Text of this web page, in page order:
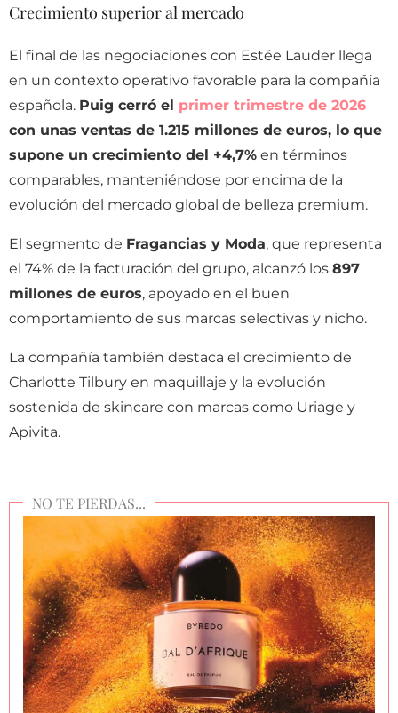
Crecimiento superior al mercado
El final de las negociaciones con Estée Lauder llega
en un contexto operativo favorable para la compañía
española. Puig cerró el primer trimestre de 2026
con unas ventas de 1.215 millones de euros, lo que
supone un crecimiento del +4,7% en términos
comparables, manteniéndose por encima de la
evolución del mercado global de belleza premium.
El segmento de Fragancias y Moda, que representa
el 74% de la facturación del grupo, alcanzó los 897
millones de euros, apoyado en el buen
comportamiento de sus marcas selectivas y nicho.
La compañía también destaca el crecimiento de
Charlotte Tilbury en maquillaje y la evolución
sostenida de skincare con marcas como Uriage y
Apivita.